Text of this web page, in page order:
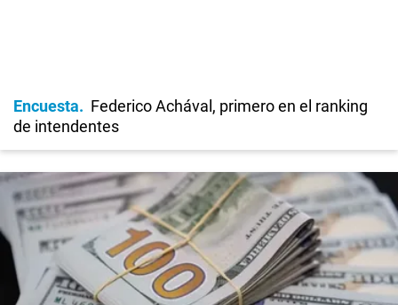
Encuesta
Federico Achával, primero en el ranking
de intendentes